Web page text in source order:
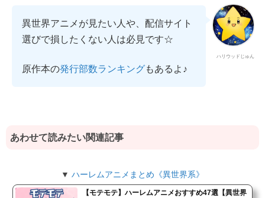
ハリウッドじゅん
異世界アニメが見たい人や、配信サイト
選びで損したくない人は必見です☆
原作本の発行部数ランキングもあるよ♪
あわせて読みたい関連記事
▼ ハーレムアニメまとめ《異世界系》
【モテモテ】ハーレムアニメおすすめ47選【異世界